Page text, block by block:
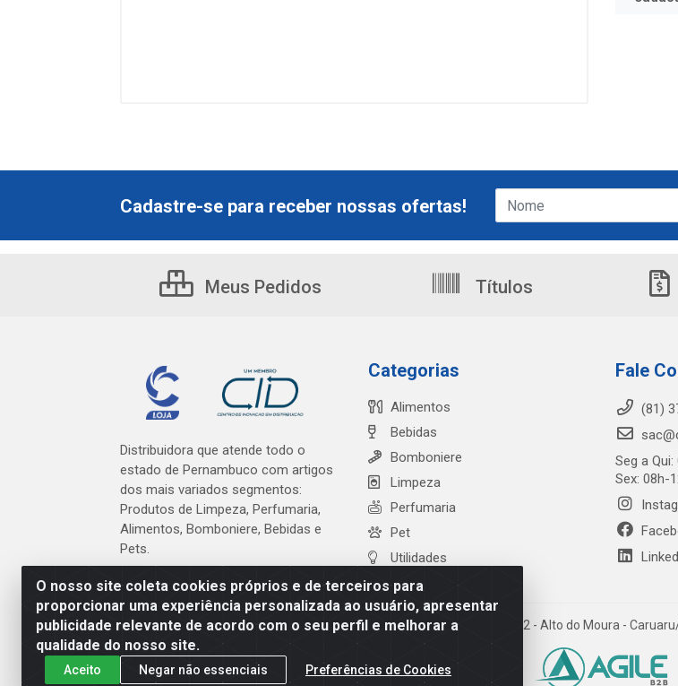
O nosso site coleta cookies próprios e de terceiros para
proporcionar uma experiência personalizada ao usuário, apresentar
publicidade relevante de acordo com o seu perfil e melhorar a
qualidade do nosso site.
Aceito Negar não essenciais Preferências de Cookies
Cadastre-se para receber nossas ofertas!
Meus Pedidos Títulos
Distribuidora que atende todo o
estado de Pernambuco com artigos
dos mais variados segmentos:
Produtos de Limpeza, Perfumaria,
Alimentos, Bomboniere, Bebidas e
Pets.
Categorias
Alimentos
Bebidas
Bomboniere
Limpeza
Perfumaria
Pet
Utilidades
Fale
(81)
Seg a
Sex: 08h-
Cardeal Distribuidora - Estrada Alto do Moura, 582 - Alto do Moura -